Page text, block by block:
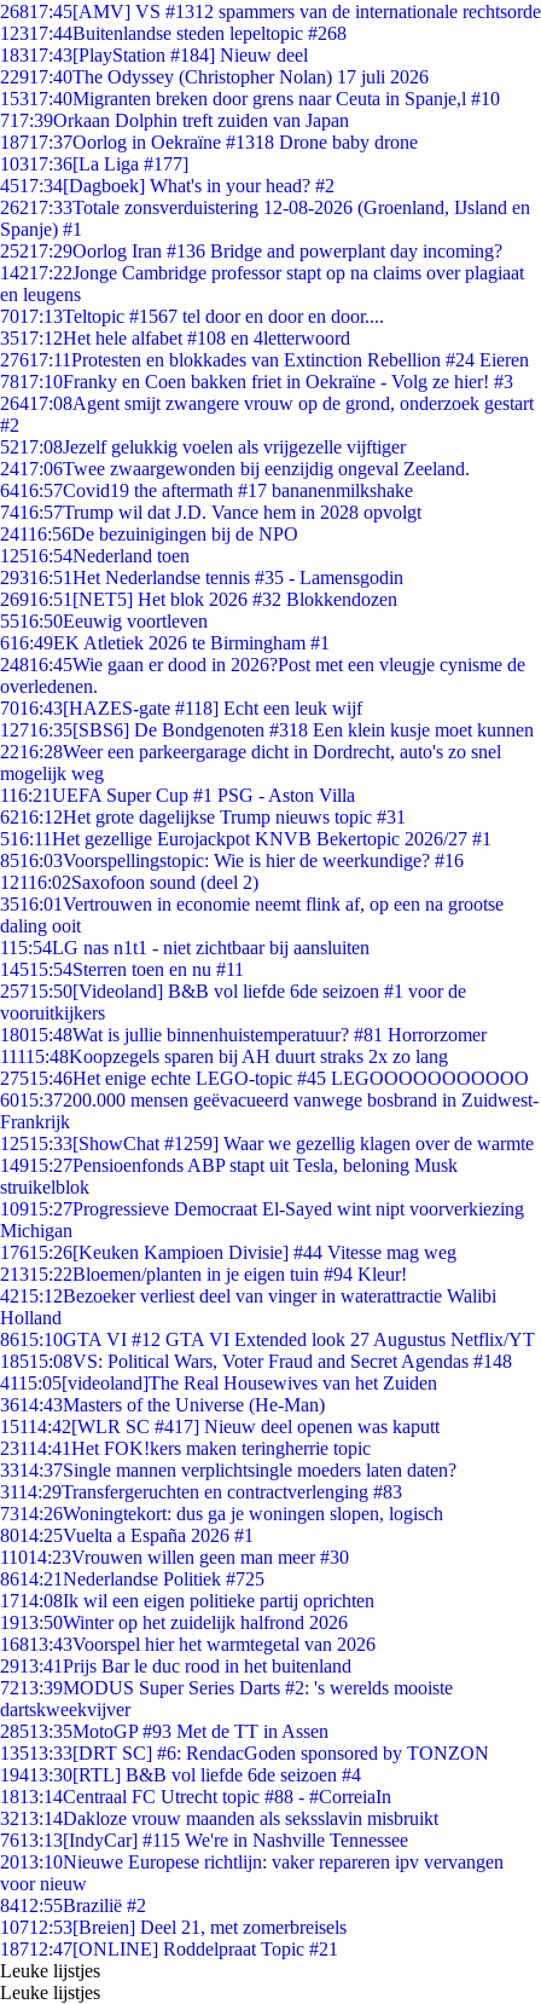
26817:45[AMV] VS #1312 spammers van de internationale rechtsorde
12317:44Buitenlandse steden lepeltopic #268
18317:43[PlayStation #184] Nieuw deel
22917:40The Odyssey (Christopher Nolan) 17 juli 2026
15317:40Migranten breken door grens naar Ceuta in Spanje,l #10
717:39Orkaan Dolphin treft zuiden van Japan
18717:37Oorlog in Oekraïne #1318 Drone baby drone
10317:36[La Liga #177]
4517:34[Dagboek] What's in your head? #2
26217:33Totale zonsverduistering 12-08-2026 (Groenland, IJsland en
Spanje) #1
25217:29Oorlog Iran #136 Bridge and powerplant day incoming?
14217:22Jonge Cambridge professor stapt op na claims over plagiaat
en leugens
7017:13Teltopic #1567 tel door en door en door....
3517:12Het hele alfabet #108 en 4letterwoord
27617:11Protesten en blokkades van Extinction Rebellion #24 Eieren
7817:10Franky en Coen bakken friet in Oekraïne - Volg ze hier! #3
26417:08Agent smijt zwangere vrouw op de grond, onderzoek gestart
#2
5217:08Jezelf gelukkig voelen als vrijgezelle vijftiger
2417:06Twee zwaargewonden bij eenzijdig ongeval Zeeland.
6416:57Covid19 the aftermath #17 bananenmilkshake
7416:57Trump wil dat J.D. Vance hem in 2028 opvolgt
24116:56De bezuinigingen bij de NPO
12516:54Nederland toen
29316:51Het Nederlandse tennis #35 - Lamensgodin
26916:51 [NET5] Het blok 2026 #32 Blokkendozen
5516:50Eeuwig voortleven
616:49EK Atletiek 2026 te Birmingham #1
24816:45Wie gaan er dood in 2026?Post met een vleugje cynisme de
overledenen.
7016:43[HAZES-gate #118] Echt een leuk wijf
12716:35[SBS6] De Bondgenoten #318 Een klein kusje moet kunnen
2216:28Weer een parkeergarage dicht in Dordrecht, auto's zo snel
mogelijk weg
116:21UEFA Super Cup #1 PSG - Aston Villa
6216:12Het grote dagelijkse Trump nieuws topic #31
516:11Het gezellige Eurojackpot KNVB Bekertopic 2026/27 #1
8516:03Voorspellingstopic: Wie is hier de weerkundige? #16
12116:02Saxofoon sound (deel 2)
3516:01Vertrouwen in economie neemt flink af, op een na grootse
daling ooit
115:54LG nas n1t1 - niet zichtbaar bij aansluiten
14515:54Sterren toen en nu #11
25715:50[Videoland] B&B vol liefde 6de seizoen #1 voor de
vooruitkijkers
18015:48Wat is jullie binnenhuistemperatuur? #81 Horrorzomer
11115:48Koopzegels sparen bij AH duurt straks 2x zo lang
27515:46Het enige echte LEGO-topic #45 LEGOOOOOOOOOOO
6015:37200.000 mensen geëvacueerd vanwege bosbrand in Zuidwest-
Frankrijk
12515:33[ShowChat #1259] Waar we gezellig klagen over de warmte
14915:27Pensioenfonds ABP stapt uit Tesla, beloning Musk
struikelblok
10915:27Progressieve Democraat El-Sayed wint nipt voorverkiezing
Michigan
17615:26[Keuken Kampioen Divisie] #44 Vitesse mag weg
21315:22Bloemen/planten in je eigen tuin #94 Kleur!
4215:12Bezoeker verliest deel van vinger in waterattractie Walibi
Holland
8615:10GTA VI #12 GTA VI Extended look 27 Augustus Netflix/YT
18515:08VS: Political Wars, Voter Fraud and Secret Agendas #148
4115:05[videoland]The Real Housewives van het Zuiden
3614:43Masters of the Universe (He-Man)
15114:42[WLR SC #417] Nieuw deel openen was kaputt
23114:41Het FOK!kers maken teringherrie topic
3314:37Single mannen verplichtsingle moeders laten daten?
3114:29Transfergeruchten en contractverlenging #83
7314:26Woningtekort: dus ga je woningen slopen, logisch
8014:25Vuelta a España 2026 #1
11014:23Vrouwen willen geen man meer #30
8614:21Nederlandse Politiek #725
1714:08Ik wil een eigen politieke partij oprichten
1913:50Winter op het zuidelijk halfrond 2026
16813:43Voorspel hier het warmtegetal van 2026
2913:41Prijs Bar le duc rood in het buitenland
7213:39MODUS Super Series Darts #2: 's werelds mooiste
dartskweekvijver
28513:35MotoGP #93 Met de TT in Assen
13513:33[DRT SC] #6: RendacGoden sponsored by TONZON
19413:30[RTL] B&B vol liefde 6de seizoen #4
1813:14Centraal FC Utrecht topic #88 - #CorreiaIn
3213:14Dakloze vrouw maanden als seksslavin misbruikt
7613:13[IndyCar] #115 We're in Nashville Tennessee
2013:10Nieuwe Europese richtlijn: vaker repareren ipv vervangen
voor nieuw
8412:55Brazilië #2
10712:53[Breien] Deel 21, met zomerbreisels
18712:47[ONLINE] Roddelpraat Topic #21
Leuke lijstjes
Leuke lijstjes